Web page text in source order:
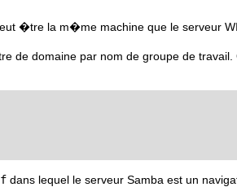
�tre la m�me machine que le serveur
de domaine par nom de groupe de
dans lequel le serveur Samba est un